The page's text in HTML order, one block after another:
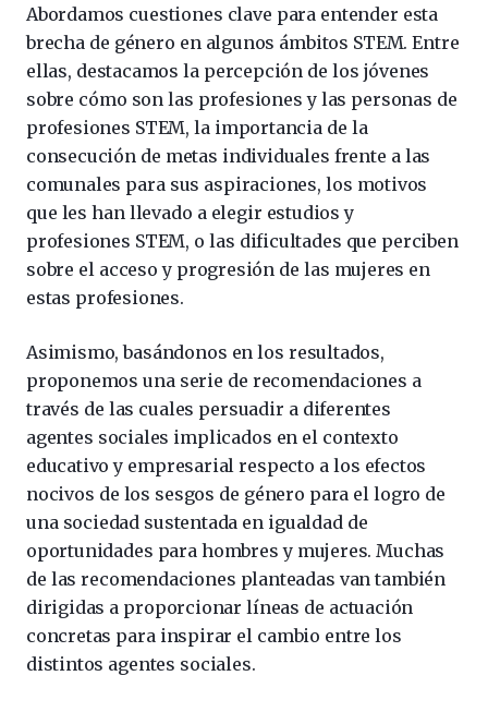
Abordamos cuestiones clave para entender esta
brecha de género en algunos ámbitos STEM. Entre
ellas, destacamos la percepción de los jóvenes
sobre cómo son las profesiones y las personas de
profesiones STEM, la importancia de la
consecución de metas individuales frente a las
comunales para sus aspiraciones, los motivos
que les han llevado a elegir estudios y
profesiones STEM, o las dificultades que perciben
sobre el acceso y progresión de las mujeres en
estas profesiones.
Asimismo, basándonos en los resultados,
proponemos una serie de recomendaciones a
través de las cuales persuadir a diferentes
agentes sociales implicados en el contexto
educativo y empresarial respecto a los efectos
nocivos de los sesgos de género para el logro de
una sociedad sustentada en igualdad de
oportunidades para hombres y mujeres. Muchas
de las recomendaciones planteadas van también
dirigidas a proporcionar líneas de actuación
concretas para inspirar el cambio entre los
distintos agentes sociales.